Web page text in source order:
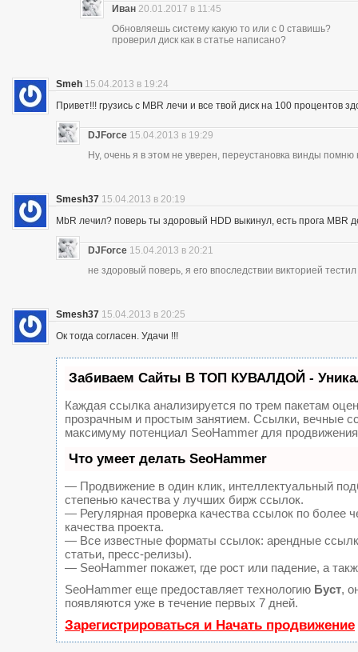
Иван 20.01.2017 в 11:45
Обновляешь систему какую то или с 0 ставишь?
проверил диск как в статье написано?
Smeh 15.04.2013 в 19:24
Привет!!! грузись с MBR лечи и все твой диск на 100 процентов
DJForce 15.04.2013 в 19:29
Ну, очень я в этом не уверен, переустановка винды
Smesh37 15.04.2013 в 20:19
МbR лечил? поверь ты здоровый HDD выкинул, есть прога MBR
DJForce 15.04.2013 в 20:21
не здоровый поверь, я его впоследствии викторией
Smesh37 15.04.2013 в 20:25
Ок тогда согласен. Удачи !!!
Забиваем Сайты В ТОП КУВАЛДОЙ -
Каждая ссылка анализируется по трем пакетам
прозрачным и простым занятием. Ссылки, вечные
максимуму потенциал SeoHammer для
Что умеет делать SeoHammer
— Продвижение в один клик, интеллектуальный
степенью качества у лучших бирж ссылок.
— Регулярная проверка качества ссылок по более
качества проекта.
— Все известные форматы ссылок: арендные
статьи, пресс-релизы).
— SeoHammer покажет, где рост или падение, а
SeoHammer еще предоставляет технологию Буст,
появляются уже в течение первых 7 дней.
Зарегистрироваться и Начать продвижение